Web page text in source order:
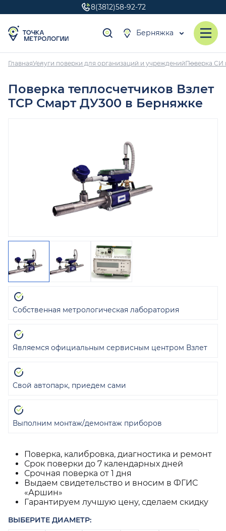
8(3812)58-92-72
Берняжка
ГлавнаяУслуги поверки для организаций и учрежденийПоверка СИ
Поверка теплосчетчиков Взлет
ТСР Смарт ДУ300 в Берняжке
Поверка, калибровка, диагностика и ремонт
Срок поверки до 7 календарных дней
Срочная поверка от 1 дня
Выдаем свидетельство и вносим в ФГИС
«Аршин»
Гарантируем лучшую цену, сделаем скидку
ВЫБЕРИТЕ ДИАМЕТР:
Собственная метрологическая лаборатория
Являемся официальным сервисным центром Взлет
Свой автопарк, приедем сами
Выполним монтаж/демонтаж приборов